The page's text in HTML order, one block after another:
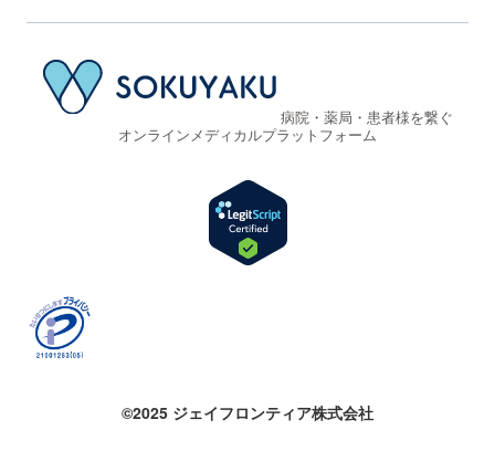
病院・薬局・患者様を繋ぐ
オンラインメディカルプラットフォーム
©2025 ジェイフロンティア株式会社